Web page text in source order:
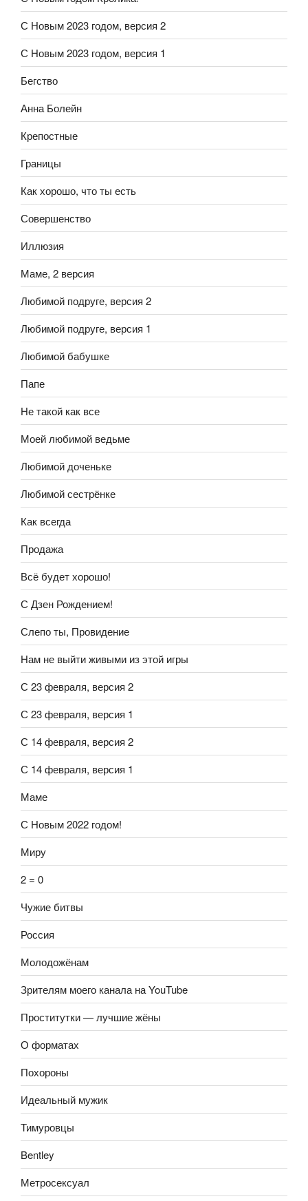
С Новым 2023 годом, версия 2
С Новым 2023 годом, версия 1
Бегство
Анна Болейн
Крепостные
Границы
Как хорошо, что ты есть
Совершенство
Иллюзия
Маме, 2 версия
Любимой подруге, версия 2
Любимой подруге, версия 1
Любимой бабушке
Папе
Не такой как все
Моей любимой ведьме
Любимой доченьке
Любимой сестрёнке
Как всегда
Продажа
Всё будет хорошо!
С Дзен Рождением!
Слепо ты, Провидение
Нам не выйти живыми из этой игры
С 23 февраля, версия 2
С 23 февраля, версия 1
С 14 февраля, версия 2
С 14 февраля, версия 1
Маме
С Новым 2022 годом!
Миру
2 = 0
Чужие битвы
Россия
Молодожёнам
Зрителям моего канала на YouTube
Проститутки — лучшие жёны
О форматах
Похороны
Идеальный мужик
Тимуровцы
Bentley
Метросексуал